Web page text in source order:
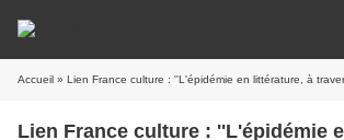
Accueil » Lien France culture : ''L'épidémie en littérature, à
Lien France culture : ''L'épidémie